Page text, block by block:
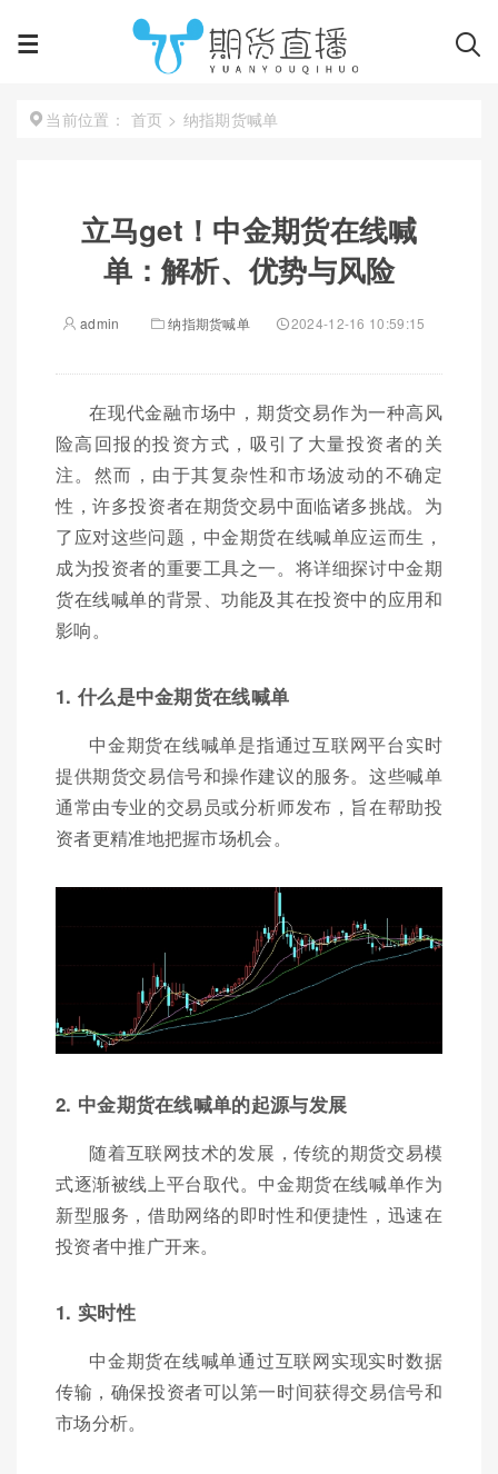
当前位置： 首页 > 纳指期货喊单
立马get！中金期货在线喊
单：解析、优势与风险
admin 纳指期货喊单 2024-12-16 10:59:15
在现代金融市场中，期货交易作为一种高风
险高回报的投资方式，吸引了大量投资者的关
注。然而，由于其复杂性和市场波动的不确定
性，许多投资者在期货交易中面临诸多挑战。为
了应对这些问题，中金期货在线喊单应运而生，
成为投资者的重要工具之一。将详细探讨中金期
货在线喊单的背景、功能及其在投资中的应用和
影响。
1. 什么是中金期货在线喊单
中金期货在线喊单是指通过互联网平台实时
提供期货交易信号和操作建议的服务。这些喊单
通常由专业的交易员或分析师发布，旨在帮助投
资者更精准地把握市场机会。
2. 中金期货在线喊单的起源与发展
随着互联网技术的发展，传统的期货交易模
式逐渐被线上平台取代。中金期货在线喊单作为
新型服务，借助网络的即时性和便捷性，迅速在
投资者中推广开来。
1. 实时性
中金期货在线喊单通过互联网实现实时数据
传输，确保投资者可以第一时间获得交易信号和
市场分析。